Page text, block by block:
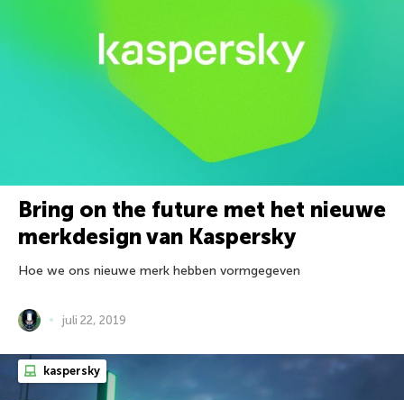
Bring on the future met het nieuwe
merkdesign van Kaspersky
Hoe we ons nieuwe merk hebben vormgegeven
juli 22, 2019
kaspersky